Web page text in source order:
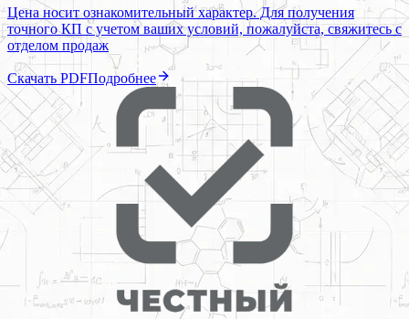
Цена носит ознакомительный характер. Для получения
точного КП с учетом ваших условий, пожалуйста, свяжитесь с
отделом продаж
Скачать PDFПодробнее